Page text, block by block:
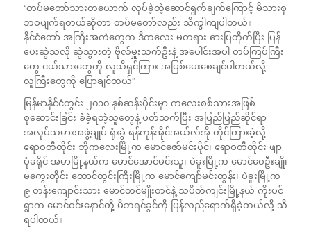
“တပ်မတော်သားတယောက် လုပ်ခဲ့တဲ့ဆောင်ရွက်ချက်ကြောင့် မိသားစု
ဘဝပျက်ရတယ်ဆိုတာ တပ်မတော်လည်း သိက္ခါကျပါတယ်။
နိုင်ငံတော် အကြီးအကဲတွေက ဒီကလေး မတရား ဓားပြတိုက်ပြီး ပြန်
ပေးဆွဲသလို ဆွဲသွားတဲ့ ဗိုလ်မှူးသက်ဦးနဲ့ အပေါင်းအပါ တပ်ကြပ်ကြီး
တွေ ငယ်သားတွေကို လူသိရှင်ကြား အပြစ်ပေးစေချင်ပါတယ်လို့
လူကြီးတွေကို ပြောချင်တယ်”
မြန်မာနိုင်ငံတွင်း ၂၀၁၀ နှစ်ဆန်းပိုင်းမှာ ကလေးစစ်သားအဖြစ်
စုဆောင်းခြင်း ခံခဲ့ရတဲ့သူတွေနဲ့ ပတ်သက်ပြီး အပြည်ပြည်ဆိုင်ရာ
အလုပ်သမားအဖွဲ့ချုပ် ရုံးခွဲ ရန်ကုန်အိုင်အယ်လ်အို တိုင်ကြားခဲ့လို့
ဧရာဝတီတိုင်း ဘိုကလေးမြို့က မောင်ဇော်မင်းပိုင်၊ ဧရာဝတီတိုင်း ဖျာ
ပုံခရိုင် အမာမြို့နယ်က မောင်အောင်မင်းသူ၊ ပဲခူးမြို့က မောင်ဝေဦးချို၊
မကွေးတိုင်း တောင်တွင်းကြီးမြို့က မောင်ကျော်မင်းထွန်း၊ ပဲခူးမြို့က
၉ တန်းကျောင်းသား မောင်တင်မျိုးတင်နဲ့ သပိတ်ကျင်းမြို့နယ် ကိုးပင်
ရွာက မောင်ဝင်းနောင်တို့ မိဘရင်ခွင်ကို ပြန်လည်ရောက်ရှိခဲ့တယ်လို့ သိ
ရပါတယ်။